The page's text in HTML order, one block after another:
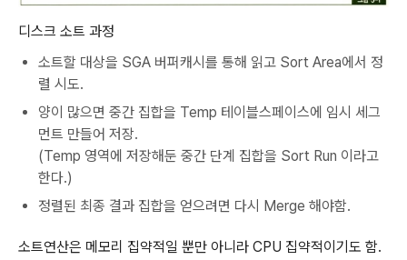
디스크 소트 과정
소트할 대상을 SGA 버퍼캐시를 통해 읽고 Sort Area에서 정
렬 시도.
양이 많으면 중간 집합을 Temp 테이블스페이스에 임시 세그
먼트 만들어 저장.
(Temp 영역에 저장해둔 중간 단계 집합을 Sort Run 이라고
한다.)
정렬된 최종 결과 집합을 얻으려면 다시 Merge 해야함.
소트연산은 메모리 집약적일 뿐만 아니라 CPU 집약적이기도 함.